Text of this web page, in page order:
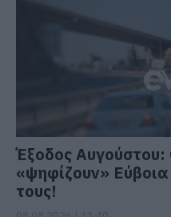
Έξοδος Αυγούστου:
«ψηφίζουν» Εύβοια
τους!